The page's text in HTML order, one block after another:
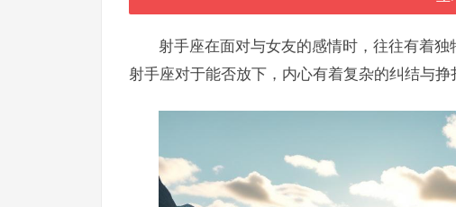
射手座在面对与女友的感情时，往往有着
射手座对于能否放下，内心有着复杂的纠结与挣